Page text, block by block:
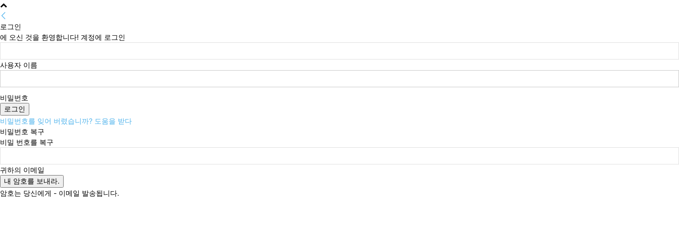
로그인
에 오신 것을 환영합니다! 계정에 로그인
사용자 이름
비밀번호
비밀번호를 잊어 버렸습니까? 도움을 받다
비밀번호 복구
비밀 번호를 복구
귀하의 이메일
암호는 당신에게 - 이메일 발송됩니다.